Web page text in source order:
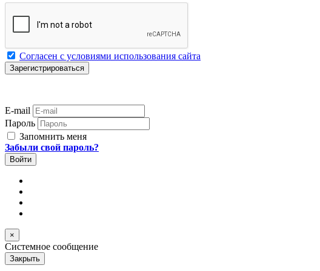
Согласен с условиями использования сайта
E-mail
Пароль
Запомнить меня
Забыли свой пароль?
×
Системное сообщение
Закрыть